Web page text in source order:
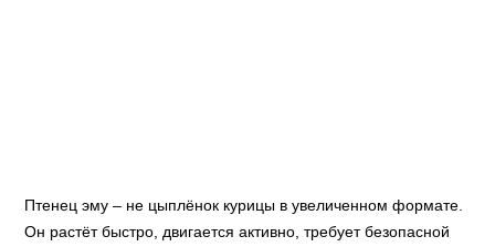
Птенец эму – не цыплёнок курицы в увеличенном формате.
Он растёт быстро, двигается активно, требует безопасной